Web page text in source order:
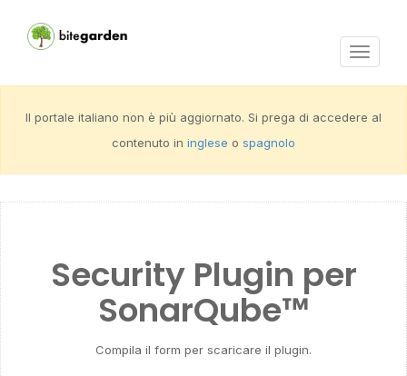
Activar
Il portale italiano non è più aggiornato. Si prega di accedere al
contenuto in inglese o spagnolo
Security Plugin per
SonarQube™
Compila il form per scaricare il plugin.